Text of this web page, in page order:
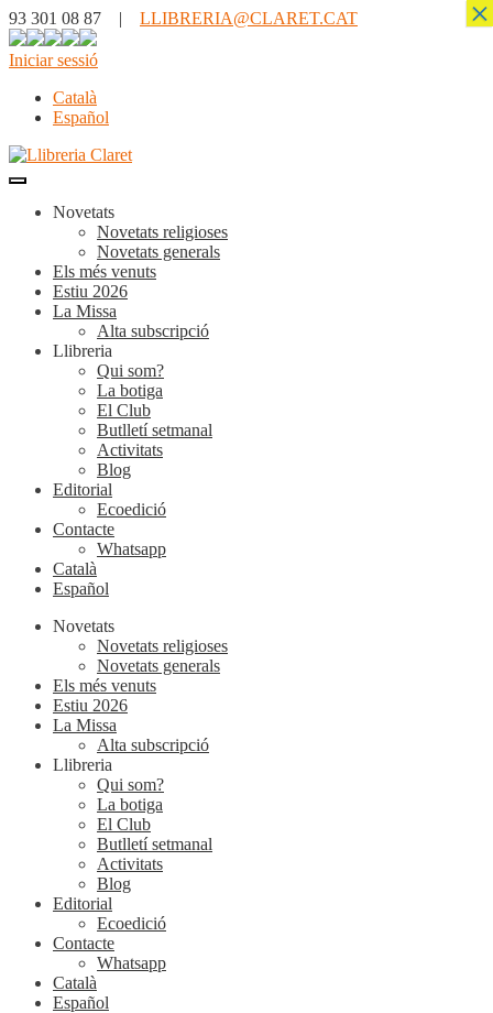
93 301 08 87 | LLIBRERIA@CLARET.CAT
Iniciar sessió
Català
Español
Novetats
Novetats religioses
Novetats generals
Els més venuts
Estiu 2026
La Missa
Alta subscripció
Llibreria
Qui som?
La botiga
El Club
Butlletí setmanal
Activitats
Blog
Editorial
Ecoedició
Contacte
Whatsapp
Català
Español
Novetats
Novetats religioses
Novetats generals
Els més venuts
Estiu 2026
La Missa
Alta subscripció
Llibreria
Qui som?
La botiga
El Club
Butlletí setmanal
Activitats
Blog
Editorial
Ecoedició
Contacte
Whatsapp
Català
Español
×